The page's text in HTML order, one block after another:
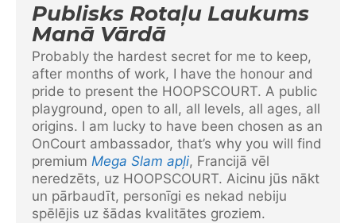
Publisks Rotaļu Laukums
Manā Vārdā
Probably the hardest secret for me to keep,
after months of work, I have the honour and
pride to present the HOOPSCOURT. A public
playground, open to all, all levels, all ages, all
origins. I am lucky to have been chosen as an
OnCourt ambassador, that’s why you will find
premium Mega Slam apļi, Francijā vēl
neredzēts, uz HOOPSCOURT. Aicinu jūs nākt
un pārbaudīt, personīgi es nekad nebiju
spēlējis uz šādas kvalitātes groziem.